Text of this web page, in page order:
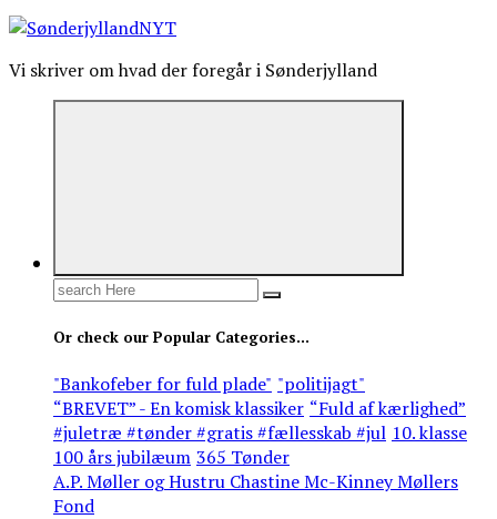
Vi skriver om hvad der foregår i Sønderjylland
Search
Or check our Popular Categories...
"Bankofeber for fuld plade" "politijagt"
“BREVET” - En komisk klassiker “Fuld af kærlighed”
#juletræ #tønder #gratis #fællesskab #jul 10. klasse
100 års jubilæum 365 Tønder
A.P. Møller og Hustru Chastine Mc-Kinney Møllers
Fond